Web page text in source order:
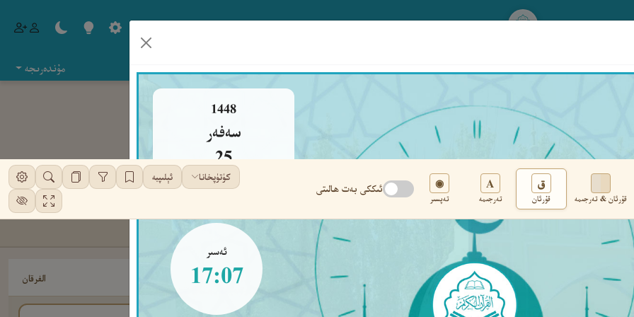
1448
سەفەر
25
شەنبە
ئەسىر
17:07
مۇندەرىجە
قۇرئان & تەرجىمە
ق
قۇرئان
A
تەرجىمە
◉
تەپسىر
ئىككى بەت ھالىتى
كۈتۈپخانا ئېلىپبە
تەڭشەك
‹ ‹ ٣٦٦ › › الفرقان